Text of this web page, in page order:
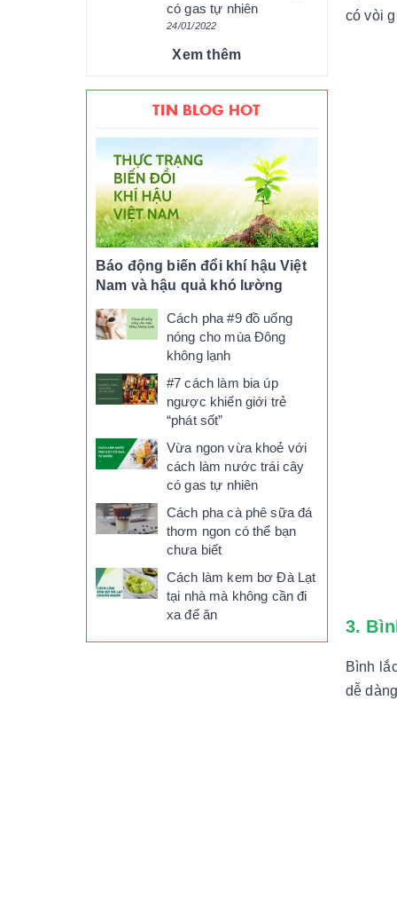
có vòi
3.
Bình
dễ
có gas tự nhiên
24/01/2022
Xem thêm
TIN BLOG HOT
Báo động biến đổi khí hậu Việt
Nam và hậu quả khó lường
Cách pha #9 đồ uống
nóng cho mùa Đông
không lạnh
#7 cách làm bia úp
ngược khiến giới trẻ
“phát sốt”
Vừa ngon vừa khoẻ với
cách làm nước trái cây
có gas tự nhiên
Cách pha cà phê sữa đá
thơm ngon có thể bạn
chưa biết
Cách làm kem bơ Đà Lạt
tại nhà mà không cần đi
xa để ăn